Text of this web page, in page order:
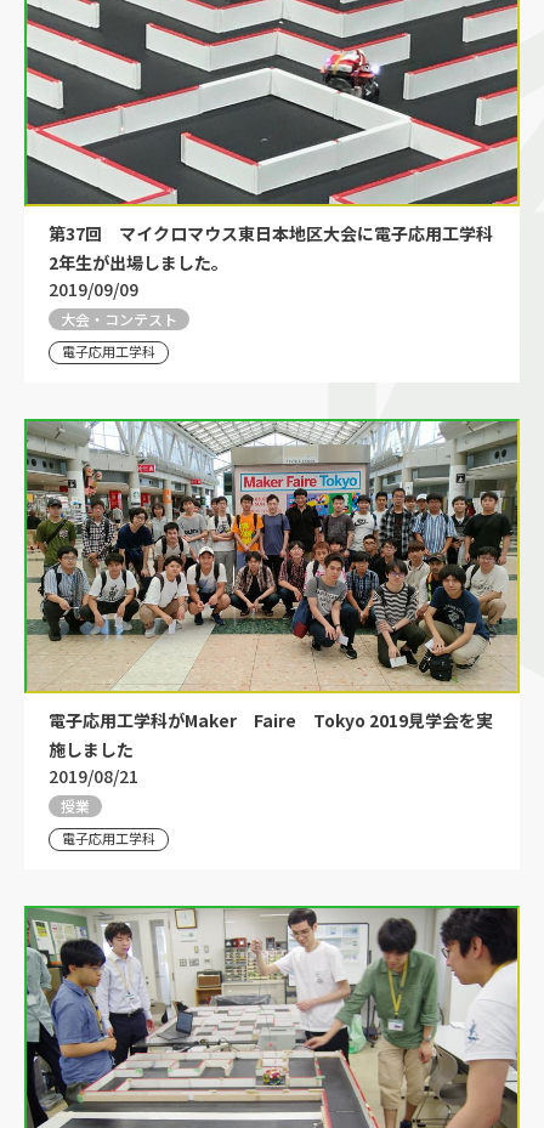
第37回 マイクロマウス東日本地区大会に電子応用工学科
2年生が出場しました。
2019/09/09
大会・コンテスト
電子応用工学科
電子応用工学科がMaker Faire Tokyo 2019見学会を実
施しました
2019/08/21
授業
電子応用工学科